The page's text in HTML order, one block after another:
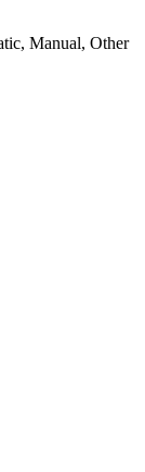
Manual, Other